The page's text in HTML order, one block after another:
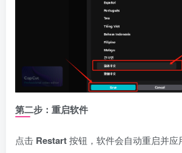
第二步：重启软件
点击 Restart按钮，软件会自动重启并应